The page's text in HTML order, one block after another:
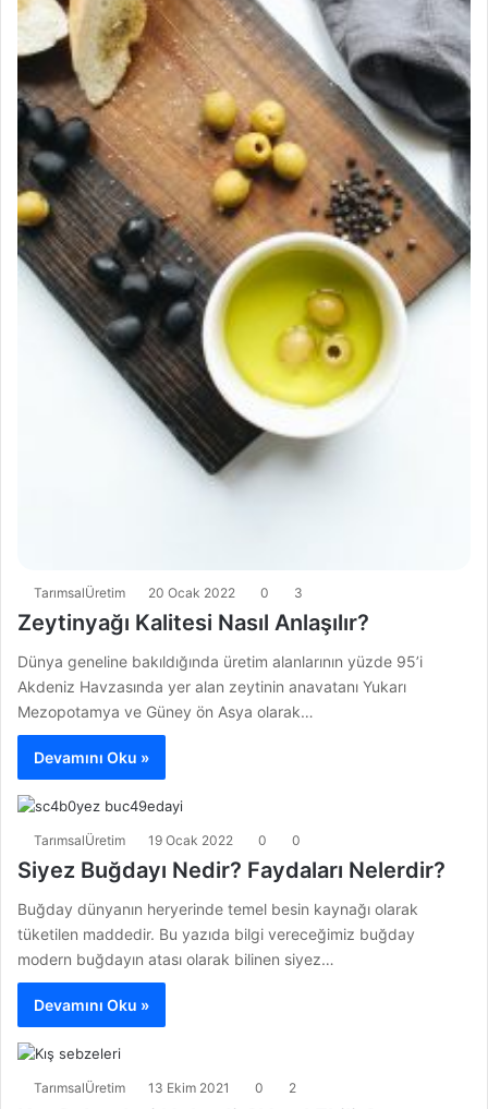
TarımsalÜretim 20 Ocak 2022 0 3
Zeytinyağı Kalitesi Nasıl Anlaşılır?
Dünya geneline bakıldığında üretim alanlarının yüzde 95’i
Akdeniz Havzasında yer alan zeytinin anavatanı Yukarı
Mezopotamya ve Güney ön Asya olarak…
Devamını Oku »
TarımsalÜretim 19 Ocak 2022 0 0
Siyez Buğdayı Nedir? Faydaları Nelerdir?
Buğday dünyanın heryerinde temel besin kaynağı olarak
tüketilen maddedir. Bu yazıda bilgi vereceğimiz buğday
modern buğdayın atası olarak bilinen siyez…
Devamını Oku »
TarımsalÜretim 13 Ekim 2021 0 2